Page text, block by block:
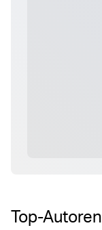
Top-Autoren